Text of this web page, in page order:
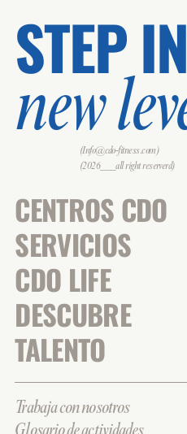
STEP
new
(Info@cdo-fitness.com)
(2026___all right reserverd)
CENTROS CDO
SERVICIOS
CDO LIFE
DESCUBRE
TALENTO
Trabaja con nosotros